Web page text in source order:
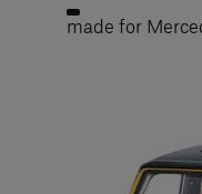
made for